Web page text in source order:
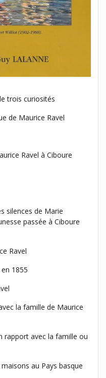
trois curiosités
de Maurice Ravel
Ravel à Ciboure
silences de Marie
passée à Ciboure
Ravel
1855
la famille de Maurice
rapport avec la famille ou
au Pays basque